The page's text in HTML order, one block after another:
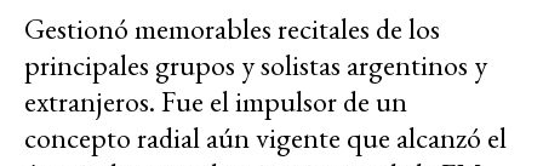
Gestionó memorables recitales de los
principales grupos y solistas argentinos y
extranjeros. Fue el impulsor de un
concepto radial aún vigente que alcanzó el